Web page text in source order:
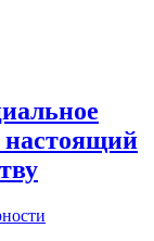
настоящий